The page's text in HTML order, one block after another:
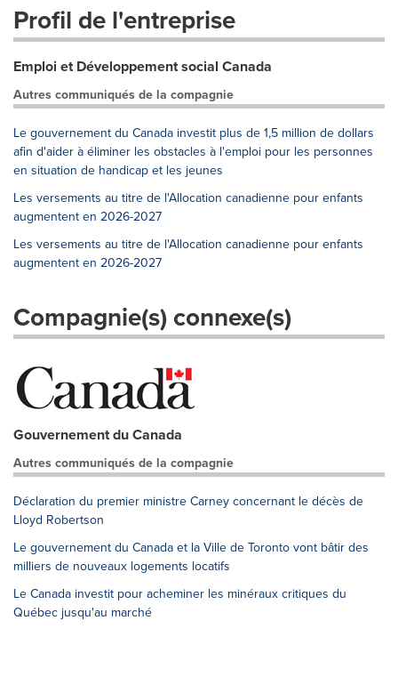
Profil de l'entreprise
Emploi et Développement social Canada
Autres communiqués de la compagnie
Le gouvernement du Canada investit plus de 1,5 million de dollars
afin d'aider à éliminer les obstacles à l'emploi pour les personnes
en situation de handicap et les jeunes
Les versements au titre de l'Allocation canadienne pour enfants
augmentent en 2026-2027
Les versements au titre de l'Allocation canadienne pour enfants
augmentent en 2026-2027
Compagnie(s) connexe(s)
Gouvernement du Canada
Autres communiqués de la compagnie
Déclaration du premier ministre Carney concernant le décès de
Lloyd Robertson
Le gouvernement du Canada et la Ville de Toronto vont bâtir des
milliers de nouveaux logements locatifs
Le Canada investit pour acheminer les minéraux critiques du
Québec jusqu'au marché